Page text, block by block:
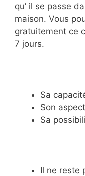
qu’ il se passe
maison. Vous
gratuitement ce
7 jours.
Sa
Son
Sa
Il ne reste